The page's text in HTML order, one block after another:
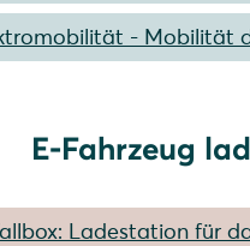
- Mobilität
E-Fahrzeug
Ladestation für